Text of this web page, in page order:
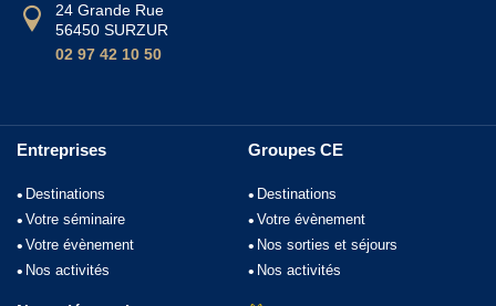
24 Grande Rue
56450 SURZUR
02 97 42 10 50
Entreprises
Destinations
Votre séminaire
Votre évènement
Nos activités
Groupes CE
Destinations
Votre évènement
Nos sorties et séjours
Nos activités